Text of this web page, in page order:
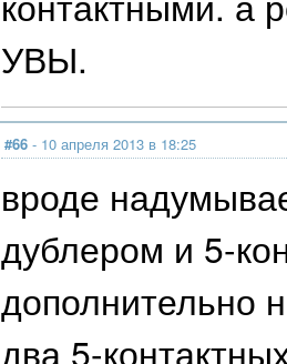
УВЫ.
#66 - 10 апреля 2013 в 18:25
вроде
дублером и 5-
дополнительно
два 5-